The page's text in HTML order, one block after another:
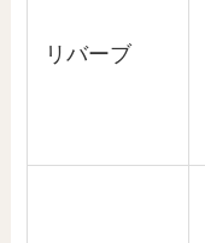
リバーブ